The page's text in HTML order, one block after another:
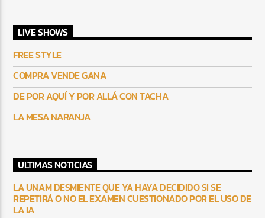
LIVE SHOWS
FREE STYLE
COMPRA VENDE GANA
DE POR AQUÍ Y POR ALLÁ CON TACHA
LA MESA NARANJA
ULTIMAS NOTICIAS
LA UNAM DESMIENTE QUE YA HAYA DECIDIDO SI SE
REPETIRÁ O NO EL EXAMEN CUESTIONADO POR EL USO DE
LA IA